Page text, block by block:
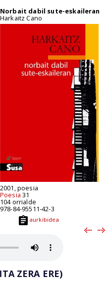
Norbait dabil sute-eskaileran
Harkaitz Cano
2001, poesia
Poesia 31
104 orrialde
978-84-95511-42-3
aurkibidea
ZERA ERE)